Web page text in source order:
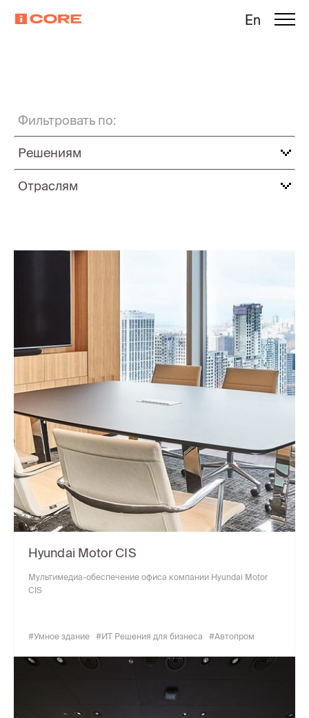
En
Фильтровать по:
Решениям
Отраслям
Hyundai Motor CIS
Мультимедиа-обеспечение офиса компании Hyundai Motor
CIS
#Умное здание #ИТ Решения для бизнеса #Автопром